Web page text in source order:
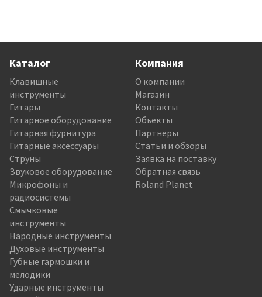
Каталог
Клавишные
инструменты
Гитары
Гитарное оборудование
Гитарная фурнитура
Гитарные аксессуары
Струны
Звуковое оборудование
Микрофоны и
радиосистемы
Смычковые
инструменты
Народные инструменты
Духовые инструменты
Губные гармошки и
мелодики
Ударные инструменты
Компания
О компании
Магазин
Контакты
Объекты
Партнёры
Статьи и обзоры
Заявка на поставку
Обратная связь
Roland Planet